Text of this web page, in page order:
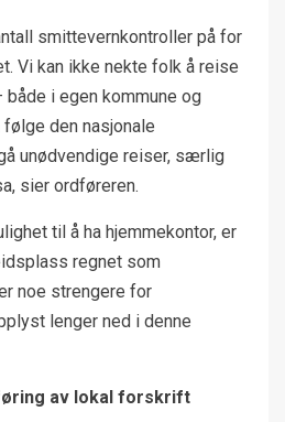
smittevernkontroller på for
Vi kan ikke nekte folk å reise
både i egen kommune og
den nasjonale
unødvendige reiser, særlig
sier ordføreren.
til å ha hjemmekontor, er
regnet som
noe strengere for
lenger ned i denne
av lokal forskrift